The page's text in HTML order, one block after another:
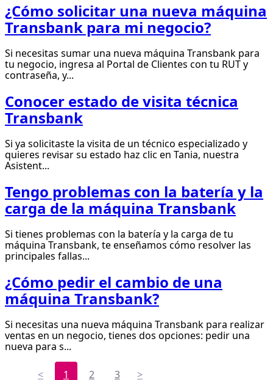
¿Cómo solicitar una nueva máquina
Transbank para mi negocio?
Si necesitas sumar una nueva máquina Transbank para
tu negocio, ingresa al Portal de Clientes con tu RUT y
contraseña, y...
Conocer estado de visita técnica
Transbank
Si ya solicitaste la visita de un técnico especializado y
quieres revisar su estado haz clic en Tania, nuestra
Asistent...
Tengo problemas con la batería y la
carga de la máquina Transbank
Si tienes problemas con la batería y la carga de tu
máquina Transbank, te enseñamos cómo resolver las
principales fallas...
¿Cómo pedir el cambio de una
máquina Transbank?
Si necesitas una nueva máquina Transbank para realizar
ventas en un negocio, tienes dos opciones: pedir una
nueva para s...
< 1 2 3 >